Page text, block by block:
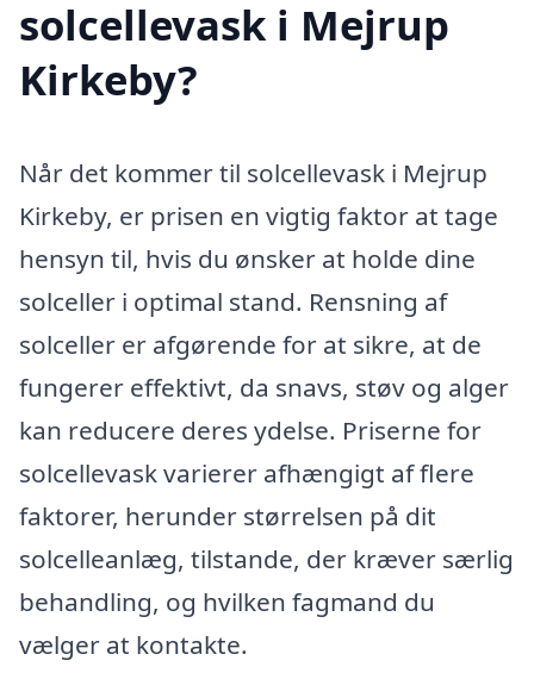
solcellevask i Mejrup
Kirkeby?
Når det kommer til solcellevask i Mejrup
Kirkeby, er prisen en vigtig faktor at tage
hensyn til, hvis du ønsker at holde dine
solceller i optimal stand. Rensning af
solceller er afgørende for at sikre, at de
fungerer effektivt, da snavs, støv og alger
kan reducere deres ydelse. Priserne for
solcellevask varierer afhængigt af flere
faktorer, herunder størrelsen på dit
solcelleanlæg, tilstande, der kræver særlig
behandling, og hvilken fagmand du
vælger at kontakte.